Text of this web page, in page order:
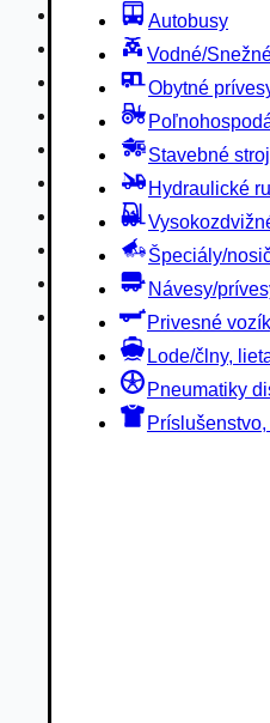
Autobusy
Vodné/
Obytné
Stavebné
Hydraulické
Špeciály/
Návesy/
Privesné
Lode/člny,
Pneumatiky
Poľnohospodárske
Stavebné stroje
Hydraulické ruky
Vysokozdvižné
Špeciály/nosiče
Návesy/prívesy
Privesné vozíky
Lode/člny, lietadlá/
Pneumatiky disky
Príslušenstvo,